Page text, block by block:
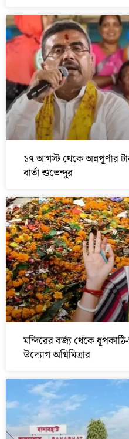
১৭ আগস্ট থেকে অন্নপূর্ণার
বার্তা শুভেন্দুর
মন্দিরের বর্জ্য থেকে
উদ্যোগ অগ্নিমিত্রার